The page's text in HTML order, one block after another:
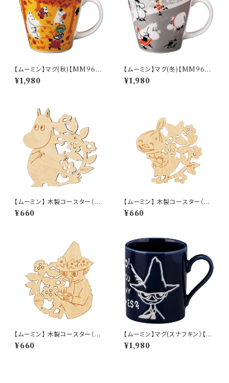
【ムーミン】マグ(秋)【MM960
0】MM9603-11
¥1,980
【ムーミン】マグ(冬)【MM960
0】MM9604-11
¥1,980
【ムーミン】 木製コースター（ム
ーミン）【木製コースター】
¥660
【ムーミン】 木製コースター（リト
ルミイ）【木製コースター】
¥660
【ムーミン】 木製コースター（ス
ナフキン）【木製コースター】
¥660
【ムーミン】マグ(スナフキン）【M
M9000】MM9003-11
¥1,980